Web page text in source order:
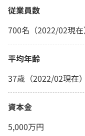
従業員数
700名（2022/02現在
平均年齢
37歳（2022/02現在）
資本金
5,000万円